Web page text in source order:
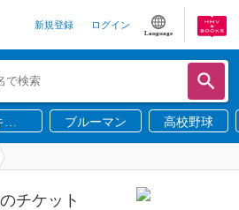
新規登録 ログイン
Language
ニ
ブルーマン 高校野球
のチケット